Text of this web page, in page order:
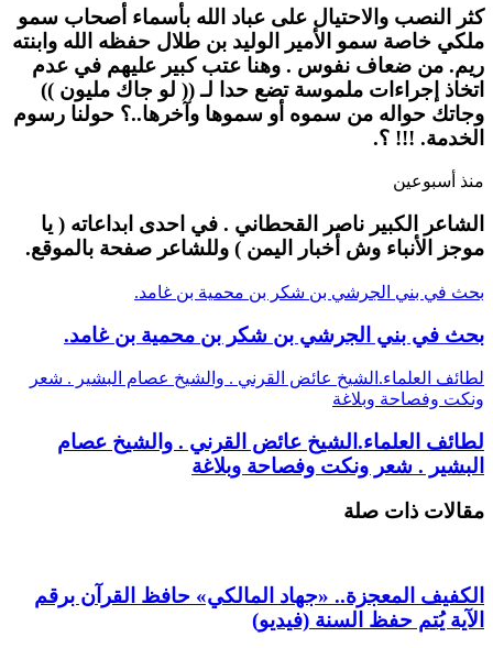
كثر النصب والاحتيال على عباد الله بأسماء أصحاب سمو
ملكي خاصة سمو الأمير الوليد بن طلال حفظه الله وابنته
ريم. من ضعاف نفوس . وهنا عتب كبير عليهم في عدم
اتخاذ إجراءات ملموسة تضع حدا لـ (( لو جاك مليون ))
وجاتك حواله من سموه أو سموها وآخرها..؟ حولنا رسوم
الخدمة. !!! ؟.
منذ أسبوعين
الشاعر الكبير ناصر القحطاني . في احدى ابداعاته ( يا
موجز الأنباء وش أخبار اليمن ) وللشاعر صفحة بالموقع.
بحث في بني الجرشي بن شكر بن محمية بن غامد.
بحث في بني الجرشي بن شكر بن محمية بن غامد.
لطائف العلماء.الشيخ عائض القرني . والشيخ عصام البشير . شعر
ونكت وفصاحة وبلاغة
لطائف العلماء.الشيخ عائض القرني . والشيخ عصام
البشير . شعر ونكت وفصاحة وبلاغة
مقالات ذات صلة
الكفيف المعجزة.. «جهاد المالكي» حافظ القرآن برقم
الآية يُتم حفظ السنة‬ (فيديو)